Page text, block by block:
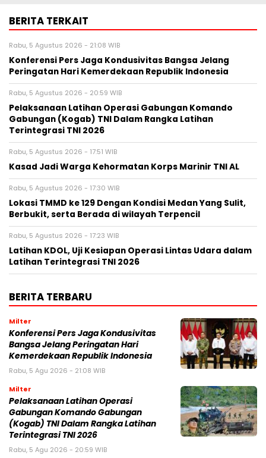
BERITA TERKAIT
Rabu, 5 Agustus 2026 - 21:08 WIB
Konferensi Pers Jaga Kondusivitas Bangsa Jelang
Peringatan Hari Kemerdekaan Republik Indonesia
Rabu, 5 Agustus 2026 - 20:59 WIB
Pelaksanaan Latihan Operasi Gabungan Komando
Gabungan (Kogab) TNI Dalam Rangka Latihan
Terintegrasi TNI 2026
Rabu, 5 Agustus 2026 - 17:51 WIB
Kasad Jadi Warga Kehormatan Korps Marinir TNI AL
Rabu, 5 Agustus 2026 - 17:30 WIB
Lokasi TMMD ke 129 Dengan Kondisi Medan Yang Sulit,
Berbukit, serta Berada di wilayah Terpencil
Rabu, 5 Agustus 2026 - 17:23 WIB
Latihan KDOL, Uji Kesiapan Operasi Lintas Udara dalam
Latihan Terintegrasi TNI 2026
BERITA TERBARU
Milter
Konferensi Pers Jaga Kondusivitas
Bangsa Jelang Peringatan Hari
Kemerdekaan Republik Indonesia
Rabu, 5 Agu 2026 - 21:08 WIB
Milter
Pelaksanaan Latihan Operasi
Gabungan Komando Gabungan
(Kogab) TNI Dalam Rangka Latihan
Terintegrasi TNI 2026
Rabu, 5 Agu 2026 - 20:59 WIB